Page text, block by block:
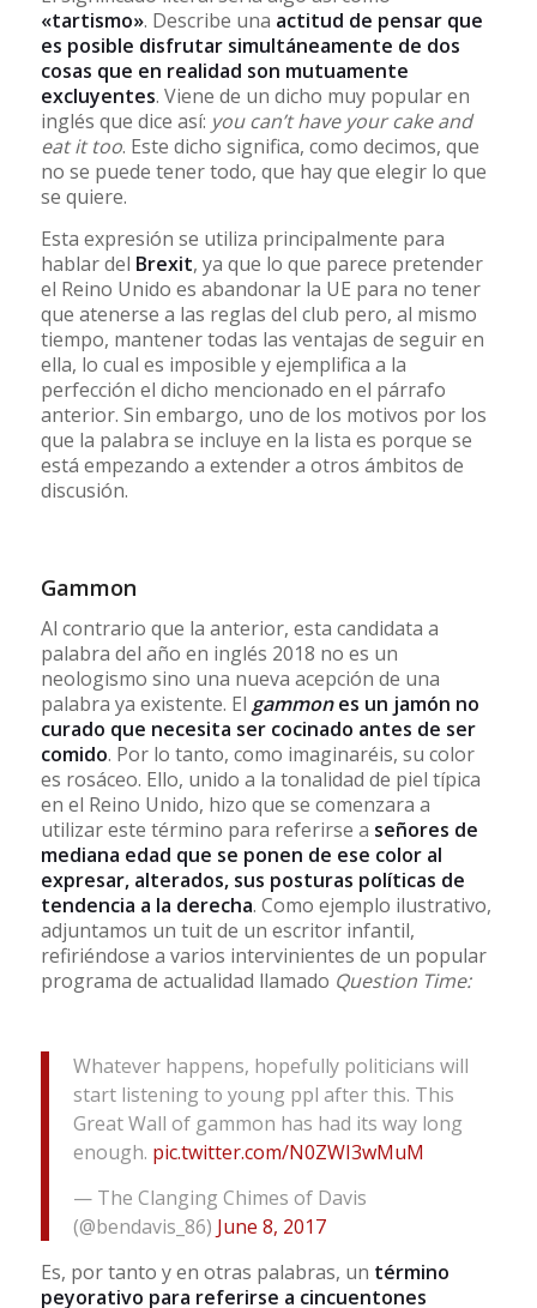
«tartismo». Describe una actitud de pensar que
es posible disfrutar simultáneamente de dos
cosas que en realidad son mutuamente
excluyentes. Viene de un dicho muy popular en
inglés que dice así: you can’t have your cake and
eat it too. Este dicho significa, como decimos, que
no se puede tener todo, que hay que elegir lo que
se quiere.
Esta expresión se utiliza principalmente para
hablar del Brexit, ya que lo que parece pretender
el Reino Unido es abandonar la UE para no tener
que atenerse a las reglas del club pero, al mismo
tiempo, mantener todas las ventajas de seguir en
ella, lo cual es imposible y ejemplifica a la
perfección el dicho mencionado en el párrafo
anterior. Sin embargo, uno de los motivos por los
que la palabra se incluye en la lista es porque se
está empezando a extender a otros ámbitos de
discusión.
Gammon
Al contrario que la anterior, esta candidata a
palabra del año en inglés 2018 no es un
neologismo sino una nueva acepción de una
palabra ya existente. El gammones un jamón no
curado que necesita ser cocinado antes de ser
comido. Por lo tanto, como imaginaréis, su color
es rosáceo. Ello, unido a la tonalidad de piel típica
en el Reino Unido, hizo que se comenzara a
utilizar este término para referirse a señores de
mediana edad que se ponen de ese color al
expresar, alterados, sus posturas políticas de
tendencia a la derecha. Como ejemplo ilustrativo,
adjuntamos un tuit de un escritor infantil,
refiriéndose a varios intervinientes de un popular
programa de actualidad llamado Question Time:
Whatever happens, hopefully politicians will
start listening to young ppl after this. This
Great Wall of gammon has had its way long
enough. pic.twitter.com/N0ZWI3wMuM
— The Clanging Chimes of Davis
(@bendavis_86) June 8, 2017
Es, por tanto y en otras palabras, un término
peyorativo para referirse a cincuentones